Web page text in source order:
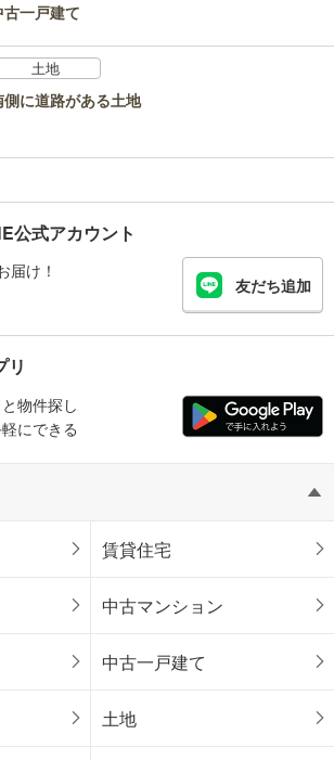
古一戸建て
土地
側に道路がある土地
公式アカウント
届け！
友だち追加
リ
物件探し
にできる
賃貸住宅
中古マンション
中古一戸建て
土地